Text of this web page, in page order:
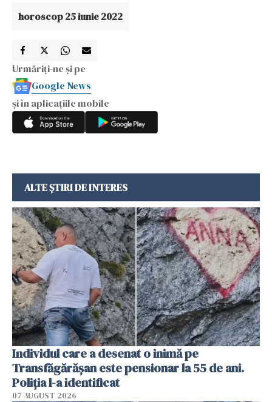
horoscop 25 iunie 2022
Urmăriți-ne și pe
Google News
și în aplicațiile mobile
ALTE ȘTIRI DE INTERES
Individul care a desenat o inimă pe
Transfăgărășan este pensionar la 55 de ani.
Poliția l-a identificat
07 AUGUST 2026